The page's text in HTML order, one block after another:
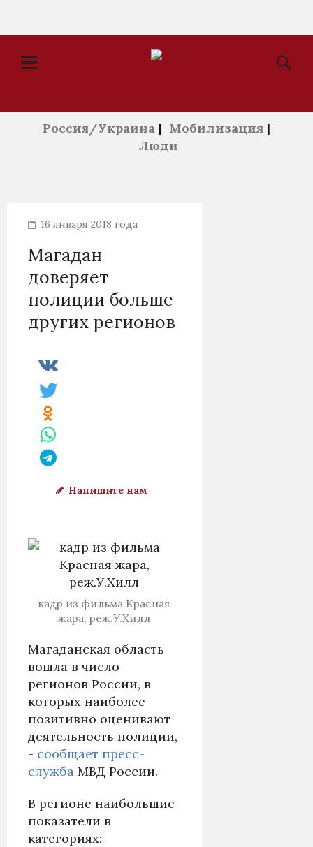
Россия/Украина | Мобилизация |
Люди
16 января 2018 года
Магадан
доверяет
полиции больше
других регионов
Напишите нам
кадр из фильма Красная
жара, реж.У.Хилл
Магаданская область
вошла в число
регионов России, в
которых наиболее
позитивно оценивают
деятельность полиции,
- сообщает пресс-
служба МВД России.
В регионе наибольшие
показатели в
категориях: